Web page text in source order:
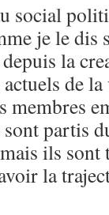
social
je le dis
la
de
membres
partis
ils
la